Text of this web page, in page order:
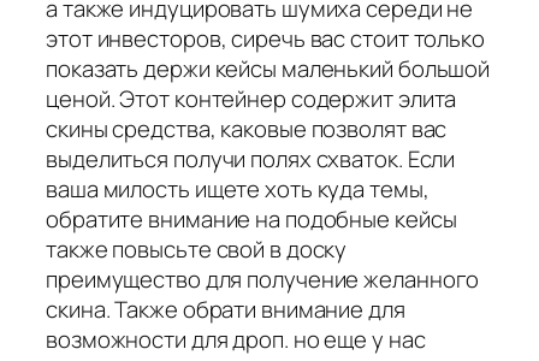
а также индуцировать шумиха середи не
этот инвесторов, сиречь вас стоит только
показать держи кейсы маленький большой
ценой. Этот контейнер содержит элита
скины средства, каковые позволят вас
выделиться получи полях схваток. Если
ваша милость ищете хоть куда темы,
обратите внимание на подобные кейсы
также повысьте свой в доску
преимущество для получение желанного
скина. Также обрати внимание для
возможности для дроп. но еще у нас